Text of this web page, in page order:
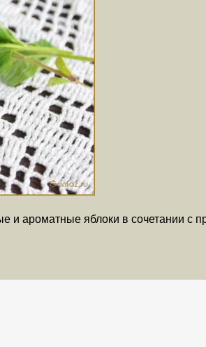
и ароматные яблоки в сочетании с